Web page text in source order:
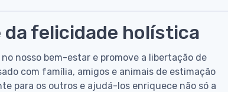
da felicidade holística
nosso bem-estar e promove a libertação de
com família, amigos e animais de estimação
para os outros e ajudá-los enriquece não só a